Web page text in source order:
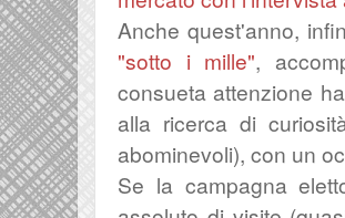
Anche quest'anno,
"sotto i mille",
consueta attenzione
alla ricerca di
abominevoli), con un
Se la campagna